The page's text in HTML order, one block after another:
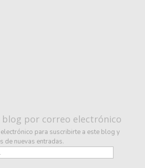
blog por correo electrónico
para suscribirte a este blog y
de nuevas entradas.